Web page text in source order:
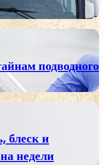
подводного
блеск и
недели